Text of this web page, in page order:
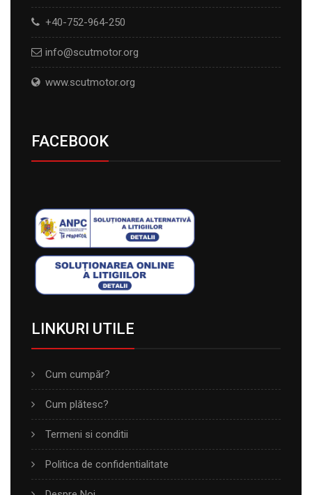
+40-752-964-250
info@scutmotor.org
www.scutmotor.org
FACEBOOK
LINKURI UTILE
Cum cumpăr?
Cum plătesc?
Termeni si conditii
Politica de confidentialitate